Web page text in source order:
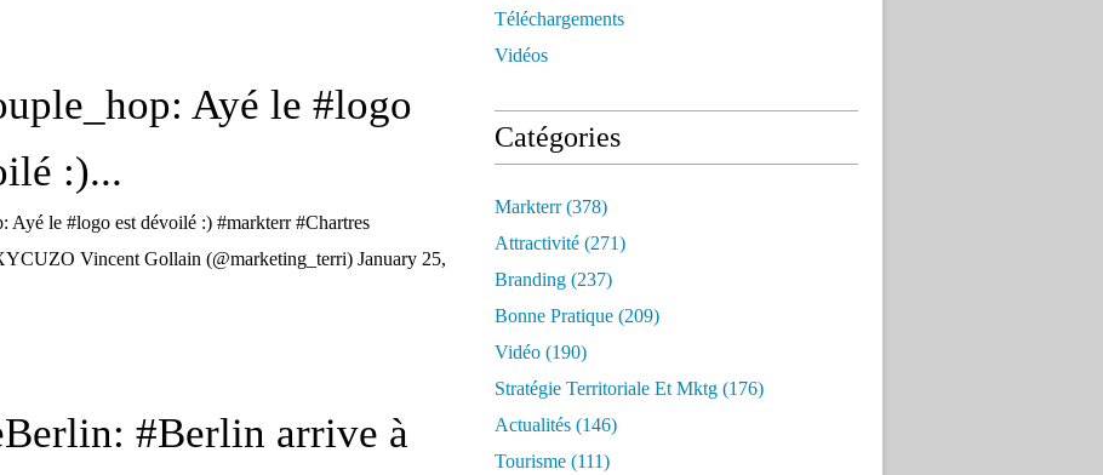
Ayé le #logo
:)...
Ayé le #logo est dévoilé :) #markterr #Chartres
Vincent Gollain (@marketing_terri) January 25,
#Berlin arrive à
Téléchargements
Vidéos
Catégories
Markterr(378)
Attractivité (271)
Branding (237)
Bonne Pratique (209)
Vidéo (190)
Stratégie Territoriale Et Mktg (176)
Actualités (146)
Tourisme (111)